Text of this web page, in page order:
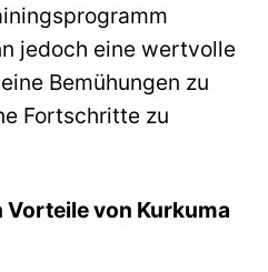
jedoch eine wertvolle
Bemühungen zu
Fortschritte zu
von Kurkuma